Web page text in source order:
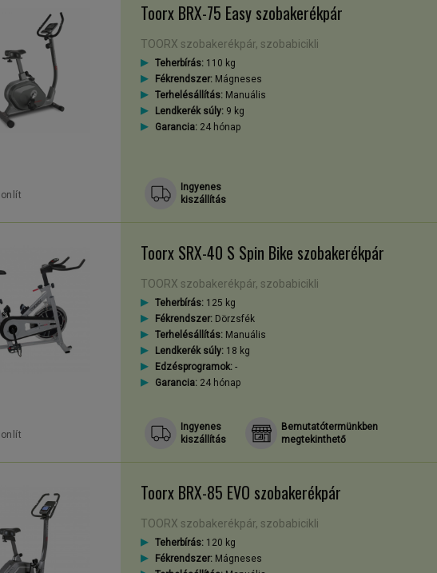
Toorx BRX-75 Easy szobakerékpár
TOORX szobakerékpár, szobabicikli
Teherbírás: 110 kg
Fékrendszer: Mágneses
Terhelésállítás: Manuális
Lendkerék súly: 9 kg
Garancia: 24 hónap
Ingyenes
kiszállítás
Toorx SRX-40 S Spin Bike szobakerékpár
TOORX szobakerékpár, szobabicikli
Teherbírás: 125 kg
Fékrendszer: Dörzsfék
Terhelésállítás: Manuális
Lendkerék súly: 18 kg
Edzésprogramok: -
Garancia: 24 hónap
Ingyenes
kiszállítás
Bemutatótermünkben
megtekinthető
Toorx BRX-85 EVO szobakerékpár
TOORX szobakerékpár, szobabicikli
Teherbírás: 120 kg
Fékrendszer: Mágneses